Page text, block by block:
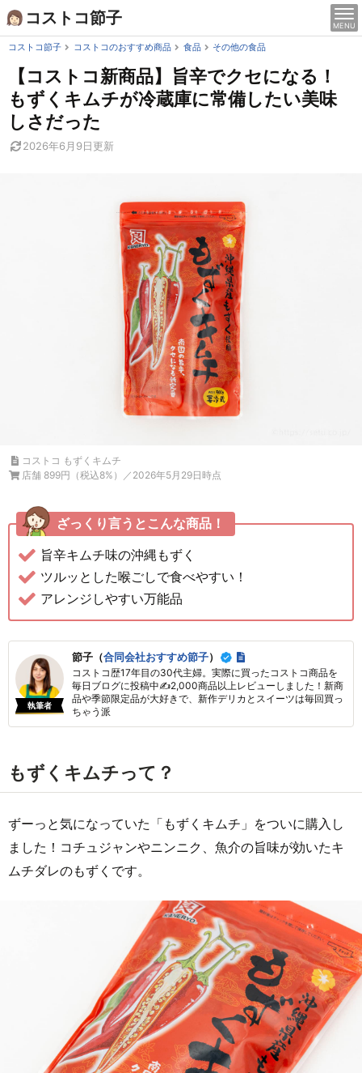
Skip
to
content
コストコ節子 MENU
コストコ節子 コストコのおすすめ商品 食品 その他の食品
【コストコ新商品】旨辛でクセになる！
もずくキムチが冷蔵庫に常備したい美味
しさだった
2026年6月9日更新
コストコ もずくキムチ
店舗 899円（税込8%）／2026年5月29日時点
ざっくり言うとこんな商品！
旨辛キムチ味の沖縄もずく
ツルッとした喉ごしで食べやすい！
アレンジしやすい万能品
執筆者
節子（合同会社おすすめ節子）
コストコ歴17年目の30代主婦。実際に買ったコストコ商品を
毎日ブログに投稿中✍2,000商品以上レビューしました！新商
品や季節限定品が大好きで、新作デリカとスイーツは毎回買っ
ちゃう派
もずくキムチって？
ずーっと気になっていた「もずくキムチ」をついに購入し
ました！コチュジャンやニンニク、魚介の旨味が効いたキ
ムチダレのもずくです。